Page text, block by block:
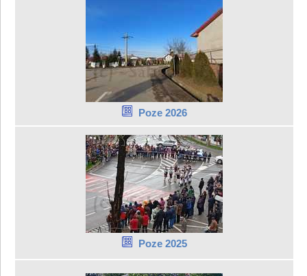
Poze 2026
Poze 2025